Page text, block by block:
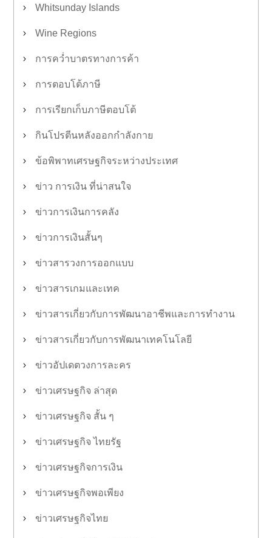
Whitsunday Islands
Wine Regions
การคว่ำบาตรทางการค้า
การตอบโต้ภาษี
การเรียกเก็บภาษีตอบโต้
กินโปรตีนหลังออกกำลังกาย
ข้อพิพาทเศรษฐกิจระหว่างประเทศ
ข่าว การเงิน ที่น่าสนใจ
ข่าวการเงินการคลัง
ข่าวการเงินสั้นๆ
ข่าวสารวงการออกแบบ
ข่าวสารเกมและเทค
ข่าวสารเกี่ยวกับการพัฒนาอาชีพและการทำงาน
ข่าวสารเกี่ยวกับการพัฒนาเทคโนโลยี
ข่าวอัปเดตวงการละคร
ข่าวเศรษฐกิจ ล่าสุด
ข่าวเศรษฐกิจ สั้น ๆ
ข่าวเศรษฐกิจ ไทยรัฐ
ข่าวเศรษฐกิจการเงิน
ข่าวเศรษฐกิจพอเพียง
ข่าวเศรษฐกิจไทย